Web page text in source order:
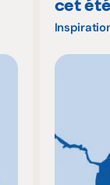
cet été